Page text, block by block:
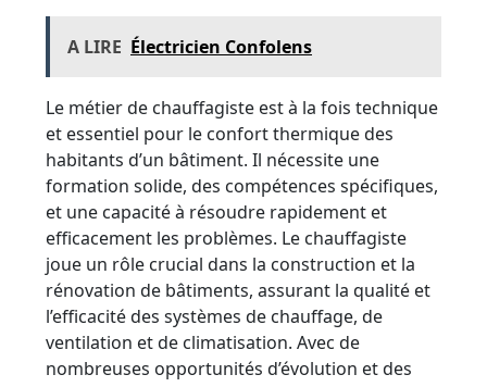
A LIRE Électricien Confolens
Le métier de chauffagiste est à la fois technique
et essentiel pour le confort thermique des
habitants d’un bâtiment. Il nécessite une
formation solide, des compétences spécifiques,
et une capacité à résoudre rapidement et
efficacement les problèmes. Le chauffagiste
joue un rôle crucial dans la construction et la
rénovation de bâtiments, assurant la qualité et
l’efficacité des systèmes de chauffage, de
ventilation et de climatisation. Avec de
nombreuses opportunités d’évolution et des